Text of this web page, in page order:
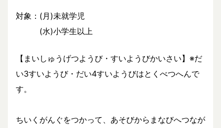
対象：(月)未就学児
(水)小学生以上
【まいしゅうげつようび・すいようびかいさい】※だ
い3すいようび・だい4すいようびはとくべつへんで
す。
ちいくがんぐをつかって、あそびからまなびへつなが